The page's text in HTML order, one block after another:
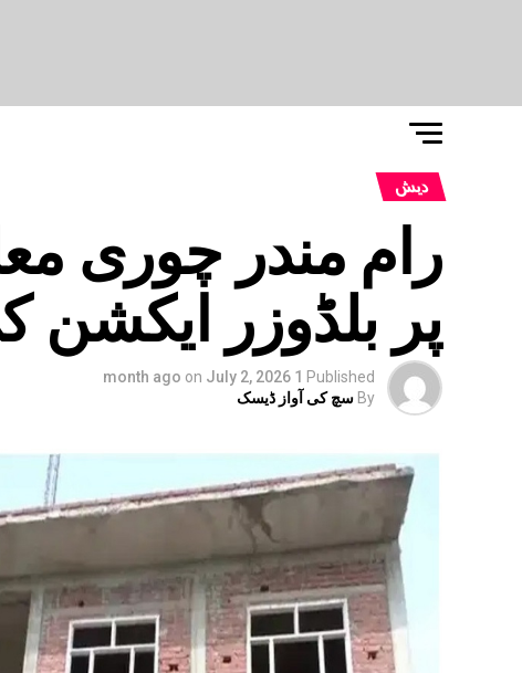
دیش
پر بلڈوزر ایکشن
Published
1 month ago
on July 2, 2026
By سچ کی آواز ڈیسک